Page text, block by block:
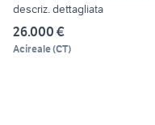
descriz. dettagliata
26.000 €
Acireale(CT)